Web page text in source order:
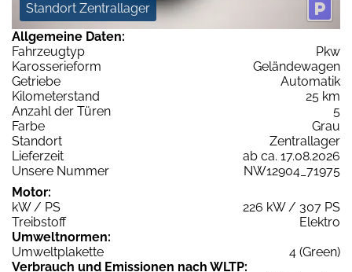
Standort Zentrallager
Allgemeine Daten:
Fahrzeugtyp
Pkw
Karosserieform
Geländewagen
Getriebe
Automatik
Kilometerstand
25 km
Anzahl der Türen
5
Farbe
Grau
Standort
Zentrallager
Lieferzeit
ab ca. 17.08.2026
Unsere Nummer
NW12904_71975
Motor:
kW / PS
226 kW / 307 PS
Treibstoff
Elektro
Umweltnormen:
Umweltplakette
4 (Green)
Verbrauch und Emissionen nach WLTP: